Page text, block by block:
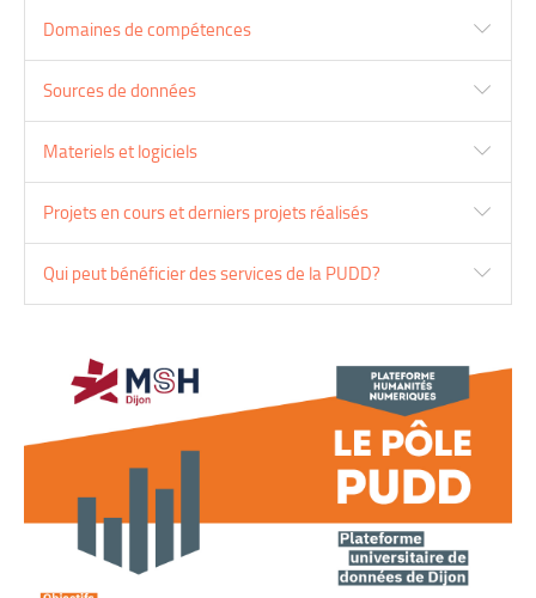
Domaines de compétences
Sources de données
Materiels et logiciels
Projets en cours et derniers projets réalisés
Qui peut bénéficier des services de la PUDD?